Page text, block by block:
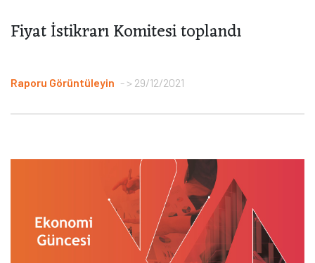
Fiyat İstikrarı Komitesi toplandı
Raporu Görüntüleyin > 29/12/2021